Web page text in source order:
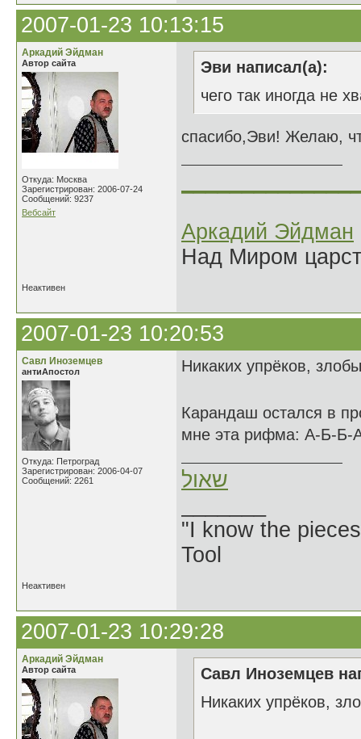
2007-01-23 10:13:15
Аркадий Эйдман
Автор сайта
Откуда: Москва
Зарегистрирован: 2006-07-24
Сообщений: 9237
Вебсайт
Эви написал(а):
чего так иногда не
спасибо,Эви! Желаю,
Аркадий Эйдман
Над Миром
Неактивен
2007-01-23 10:20:53
Савл Иноземцев
антиАпостол
Откуда: Петроград
Зарегистрирован: 2006-04-07
Сообщений: 2261
Никаких упрёков,
Карандаш остался в
мне эта рифма: А-Б-Б-А
שאול
"I know the
Tool
Неактивен
2007-01-23 10:29:28
Аркадий Эйдман
Автор сайта
Савл Иноземцев
Никаких упрёков,